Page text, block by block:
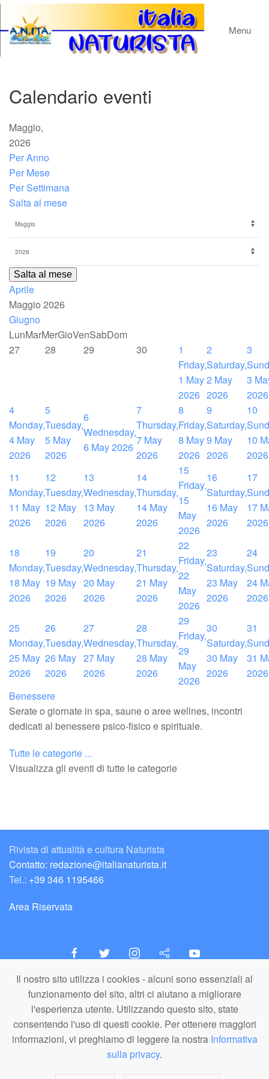
Il nostro sito utilizza i cookies - alcuni sono essenziali al
funzionamento del sito, altri ci aiutano a migliorare
l'esperienza utente. Utilizzando questo sito, state
consentendo l'uso di questi cookie. Per ottenere maggiori
informazioni, vi preghiamo di leggere la nostra Informativa
sulla privacy.
Menu
Calendario eventi
Maggio,
2026
Per Anno
Per Mese
Per Settimana
Salta al mese
Salta al mese
Aprile
Maggio 2026
Giugno
LunMarMerGioVenSabDom
27
28 29 30
1
Friday,
1 May
2026
2
Saturday,
2 May
2026
3
3
2026
4
Monday,
4 May
2026
5
Tuesday,
5 May
2026
6
Wednesday,
6 May 2026
7
Thursday,
7 May
2026
8
Friday,
8 May
2026
9
Saturday,
9 May
2026
10
10
2026
11
Monday,
11 May
2026
12
Tuesday,
12 May
2026
13
Wednesday,
13 May
2026
14
Thursday,
14 May
2026
15
Friday,
15
May
2026
16
Saturday,
16 May
2026
17
17
2026
18
Monday,
18 May
2026
19
Tuesday,
19 May
2026
20
Wednesday,
20 May
2026
21
Thursday,
21 May
2026
22
Friday,
22
May
2026
23
Saturday,
23 May
2026
24
24
2026
25
Monday,
25 May
2026
26
Tuesday,
26 May
2026
27
Wednesday,
27 May
2026
28
Thursday,
28 May
2026
29
Friday,
29
May
2026
30
Saturday,
30 May
2026
31
31
2026
Benessere
Serate o giornate in spa, saune o aree wellnes, incontri
dedicati al benessere psico-fisico e spirituale.
Tutte le categorie ...
Visualizza gli eventi di tutte le categorie
Rivista di attualità e cultura Naturista
Contatto: redazione@italianaturista.it
Tel.: +39 346 1195466
Area Riservata
italiaNATURISTA
Editore e Redazione
A.N.ITA. Associazione Naturista Italiana (APS)
C.F. 80203710159
© A.N.ITA. - Tutto il materiale pubblicato in questo sito è di proprietà di
A.N.ITA. - Associazione Naturista Italiana aps (o dei relativi autori,